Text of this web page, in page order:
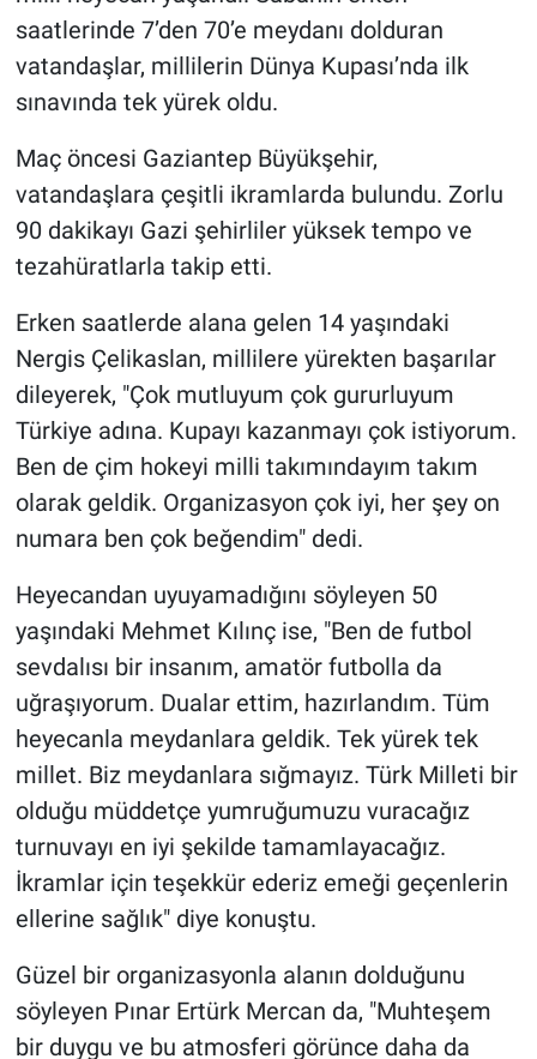
saatlerinde 7’den 70’e meydanı dolduran
vatandaşlar, millilerin Dünya Kupası’nda ilk
sınavında tek yürek oldu.
Maç öncesi Gaziantep Büyükşehir,
vatandaşlara çeşitli ikramlarda bulundu. Zorlu
90 dakikayı Gazi şehirliler yüksek tempo ve
tezahüratlarla takip etti.
Erken saatlerde alana gelen 14 yaşındaki
Nergis Çelikaslan, millilere yürekten başarılar
dileyerek, "Çok mutluyum çok gururluyum
Türkiye adına. Kupayı kazanmayı çok istiyorum.
Ben de çim hokeyi milli takımındayım takım
olarak geldik. Organizasyon çok iyi, her şey on
numara ben çok beğendim" dedi.
Heyecandan uyuyamadığını söyleyen 50
yaşındaki Mehmet Kılınç ise, "Ben de futbol
sevdalısı bir insanım, amatör futbolla da
uğraşıyorum. Dualar ettim, hazırlandım. Tüm
heyecanla meydanlara geldik. Tek yürek tek
millet. Biz meydanlara sığmayız. Türk Milleti bir
olduğu müddetçe yumruğumuzu vuracağız
turnuvayı en iyi şekilde tamamlayacağız.
İkramlar için teşekkür ederiz emeği geçenlerin
ellerine sağlık" diye konuştu.
Güzel bir organizasyonla alanın dolduğunu
söyleyen Pınar Ertürk Mercan da, "Muhteşem
bir duygu ve bu atmosferi görünce daha da